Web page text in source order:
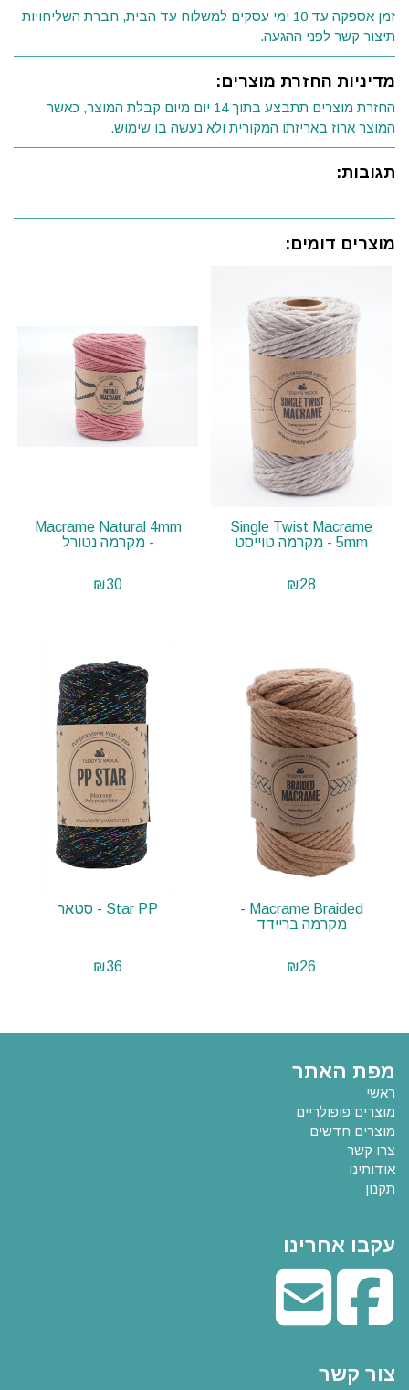
זמן אספקה עד 10 ימי עסקים למשלוח עד הבית, חברת השליחויות
תיצור קשר לפני ההגעה.
מדיניות החזרת מוצרים:
החזרת מוצרים תתבצע בתוך 14 יום מיום קבלת המוצר, כאשר
המוצר ארוז באריזתו המקורית ולא נעשה בו שימוש.
תגובות:
מוצרים דומים:
Single Twist Macrame
5mm - מקרמה טוייסט
₪28
Macrame Natural 4mm
- מקרמה נטורל
₪30
Macrame Braided -
מקרמה בריידד
₪26
Star PP - סטאר
₪36
מפת האתר
ראשי
מוצרים פופולריים
מוצרים חדשים
צרו קשר
אודותינו
תקנון
עקבו אחרינו
צור קשר